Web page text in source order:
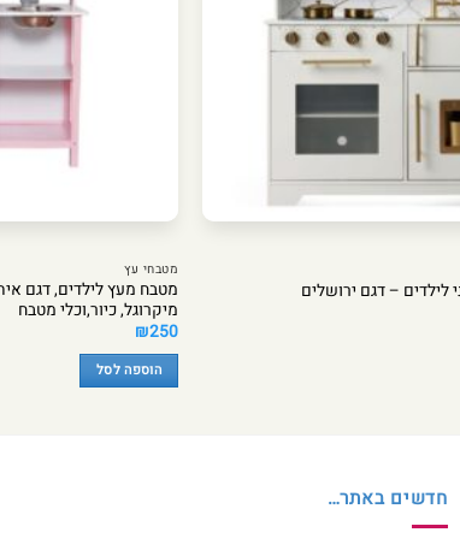
לילדים – דגם ירושלים
מטבחי עץ
מטבח מעץ לילדים, דגם
מיקרוגל, כיור,וכלי מטבח
₪250
הוספה לסל
חדשים באתר…